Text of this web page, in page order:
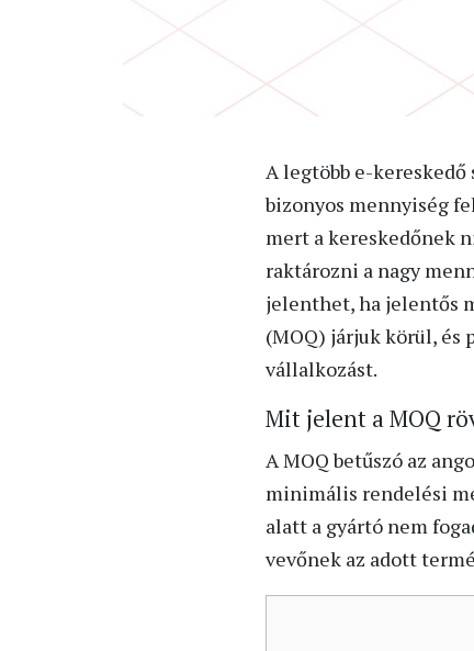
A legtöbb e-
bizonyos mennyiség
mert a kereskedőnek
raktározni a nagy
jelenthet, ha jelentős
(MOQ) járjuk körül, és
vállalkozást.
Mit jelent a MOQ
A MOQ betűszó az
minimális rendelési
alatt a gyártó nem
vevőnek az adott